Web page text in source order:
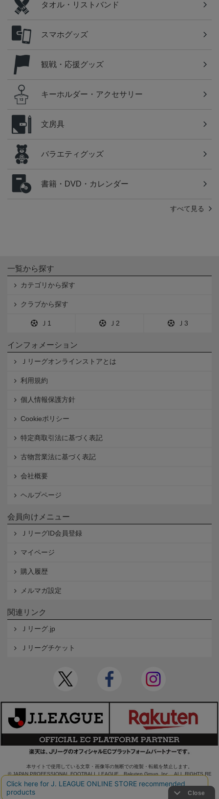
タオル・リストバンド
スマホグッズ
観戦・応援グッズ
キーホルダー・アクセサリー
文房具
バラエティグッズ
書籍・DVD・カレンダー
すべて見る
一覧から探す
カテゴリから探す
クラブから探す
Ｊ1 Ｊ2 Ｊ3
インフォメーション
Ｊリーグオンラインストアとは
利用規約
個人情報保護方針
Cookieポリシー
特定商取引法に基づく表記
古物営業法に基づく表記
会社概要
ヘルプページ
会員向けメニュー
ＪリーグID会員登録
マイページ
購入履歴
メルマガ設定
関連リンク
Ｊリーグ.jp
Ｊリーグチケット
本サイトで使用している文章・画像等の無断での複製・転載を禁止します。
© JAPAN PROFESSIONAL FOOTBALL LEAGUE Rakuten Group, Inc. ALL RIGHTS RE
SERVED.